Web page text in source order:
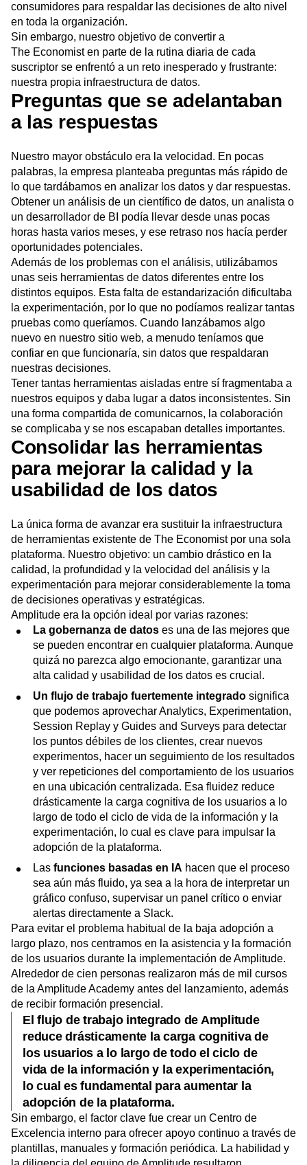
consumidores para respaldar las decisiones de alto nivel
en toda la organización.
Sin embargo, nuestro objetivo de convertir a
The Economist en parte de la rutina diaria de cada
suscriptor se enfrentó a un reto inesperado y frustrante:
nuestra propia infraestructura de datos.
Preguntas que se adelantaban
a las respuestas
Nuestro mayor obstáculo era la velocidad. En pocas
palabras, la empresa planteaba preguntas más rápido de
lo que tardábamos en analizar los datos y dar respuestas.
Obtener un análisis de un científico de datos, un analista o
un desarrollador de BI podía llevar desde unas pocas
horas hasta varios meses, y ese retraso nos hacía perder
oportunidades potenciales.
Además de los problemas con el análisis, utilizábamos
unas seis herramientas de datos diferentes entre los
distintos equipos. Esta falta de estandarización dificultaba
la experimentación, por lo que no podíamos realizar tantas
pruebas como queríamos. Cuando lanzábamos algo
nuevo en nuestro sitio web, a menudo teníamos que
confiar en que funcionaría, sin datos que respaldaran
nuestras decisiones.
Tener tantas herramientas aisladas entre sí fragmentaba a
nuestros equipos y daba lugar a datos inconsistentes. Sin
una forma compartida de comunicarnos, la colaboración
se complicaba y se nos escapaban detalles importantes.
Consolidar las herramientas
para mejorar la calidad y la
usabilidad de los datos
La única forma de avanzar era sustituir la infraestructura
de herramientas existente de The Economist por una sola
plataforma. Nuestro objetivo: un cambio drástico en la
calidad, la profundidad y la velocidad del análisis y la
experimentación para mejorar considerablemente la toma
de decisiones operativas y estratégicas.
Amplitude era la opción ideal por varias razones:
La gobernanza de datos es una de las mejores que
se pueden encontrar en cualquier plataforma. Aunque
quizá no parezca algo emocionante, garantizar una
alta calidad y usabilidad de los datos es crucial.
Un flujo de trabajo fuertemente integrado significa
que podemos aprovecharAnalytics, Experimentation,
Session Replay y Guides and Surveys para detectar
los puntos débiles de los clientes, crear nuevos
experimentos, hacer un seguimiento de los resultados
y ver repeticiones del comportamiento de los usuarios
en una ubicación centralizada. Esa fluidez reduce
drásticamente la carga cognitiva de los usuarios a lo
largo de todo el ciclo de vida de la información y la
experimentación, lo cual es clave para impulsar la
adopción de la plataforma.
Las funciones basadas en IA hacen que el proceso
sea aún más fluido, ya sea a la hora de interpretar un
gráfico confuso, supervisar un panel crítico o enviar
alertas directamente a Slack.
Para evitar el problema habitual de la baja adopción a
largo plazo, nos centramos en la asistencia y la formación
de los usuarios durante la implementación de Amplitude.
Alrededor de cien personas realizaron más de mil cursos
de la Amplitude Academy antes del lanzamiento, además
de recibir formación presencial.
El flujo de trabajo integrado de Amplitude
reduce drásticamente la carga cognitiva de
los usuarios a lo largo de todo el ciclo de
vida de la información y la experimentación,
lo cual es fundamental para aumentar la
adopción de la plataforma.
Sin embargo, el factor clave fue crear un Centro de
Excelencia interno para ofrecer apoyo continuo a través de
plantillas, manuales y formación periódica. La habilidad y